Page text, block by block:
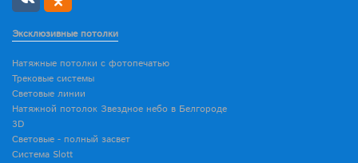
Эксклюзивные потолки
Натяжные потолки с фотопечатью
Трековые системы
Световые линии
Натяжной потолок Звездное небо в Белгороде
3D
Световые - полный засвет
Система Slott